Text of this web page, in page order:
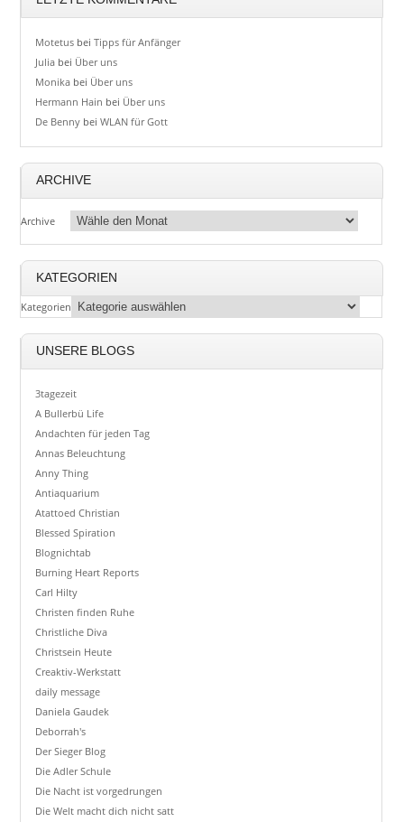
Motetus beiTipps für Anfänger
Julia bei Über uns
Monika bei Über uns
Hermann Hain bei Über uns
De Benny beiWLAN für Gott
ARCHIVE
Archive
KATEGORIEN
Kategorien
UNSERE BLOGS
3tagezeit
A Bullerbü Life
Andachten für jeden Tag
Annas Beleuchtung
Anny Thing
Antiaquarium
Atattoed Christian
Blessed Spiration
Blognichtab
Burning Heart Reports
Carl Hilty
Christen finden Ruhe
Christliche Diva
Christsein Heute
Creaktiv-Werkstatt
daily message
Daniela Gaudek
Deborrah's
Der Sieger Blog
Die Adler Schule
Die Nacht ist vorgedrungen
Die Welt macht dich nicht satt